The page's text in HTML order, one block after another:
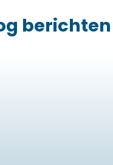
berichten